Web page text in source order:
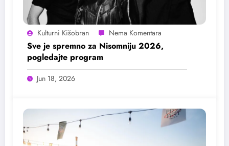
Kulturni Kišobran
Sve je spremno za Nisomniju 2026,
pogledajte program
Jun 18, 2026